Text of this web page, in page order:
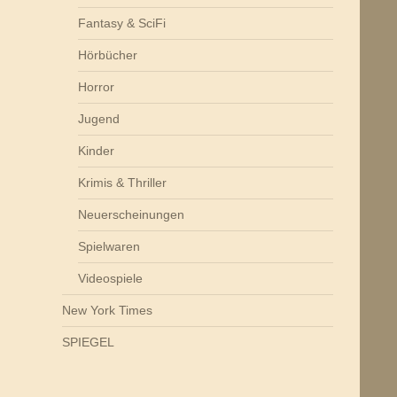
Fantasy & SciFi
Hörbücher
Horror
Jugend
Kinder
Krimis & Thriller
Neuerscheinungen
Spielwaren
Videospiele
New York Times
SPIEGEL